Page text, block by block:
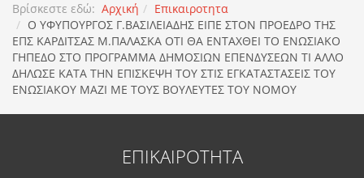
Βρίσκεστε εδώ: Αρχική
Επικαιροτητα
Ο ΥΦΥΠΟΥΡΓΟΣ Γ.ΒΑΣΙΛΕΙΑΔΗΣ ΕΙΠΕ ΣΤΟΝ ΠΡΟΕΔΡΟ ΤΗΣ
ΕΠΣ ΚΑΡΔΙΤΣΑΣ Μ.ΠΑΛΑΣΚΑ ΟΤΙ ΘΑ ΕΝΤΑΧΘΕΙ ΤΟ ΕΝΩΣΙΑΚΟ
ΓΗΠΕΔΟ ΣΤΟ ΠΡΟΓΡΑΜΜΑ ΔΗΜΟΣΙΩΝ ΕΠΕΝΔΥΣΕΩΝ ΤΙ ΑΛΛΟ
ΔΗΛΩΣΕ ΚΑΤΑ ΤΗΝ ΕΠΙΣΚΕΨΗ ΤΟΥ ΣΤΙΣ ΕΓΚΑΤΑΣΤΑΣΕΙΣ ΤΟΥ
ΕΝΩΣΙΑΚΟΥ ΜΑΖΙ ΜΕ ΤΟΥΣ ΒΟΥΛΕΥΤΕΣ ΤΟΥ ΝΟΜΟΥ
ΕΠΙΚΑΙΡΟΤΗΤΑ